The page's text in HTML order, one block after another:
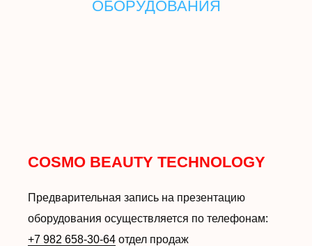
ОБОРУДОВАНИЯ
COSMO BEAUTY TECHNOLOGY
Предварительная запись на презентацию
оборудования осуществляется по телефонам:
+7 982 658-30-64 отдел продаж